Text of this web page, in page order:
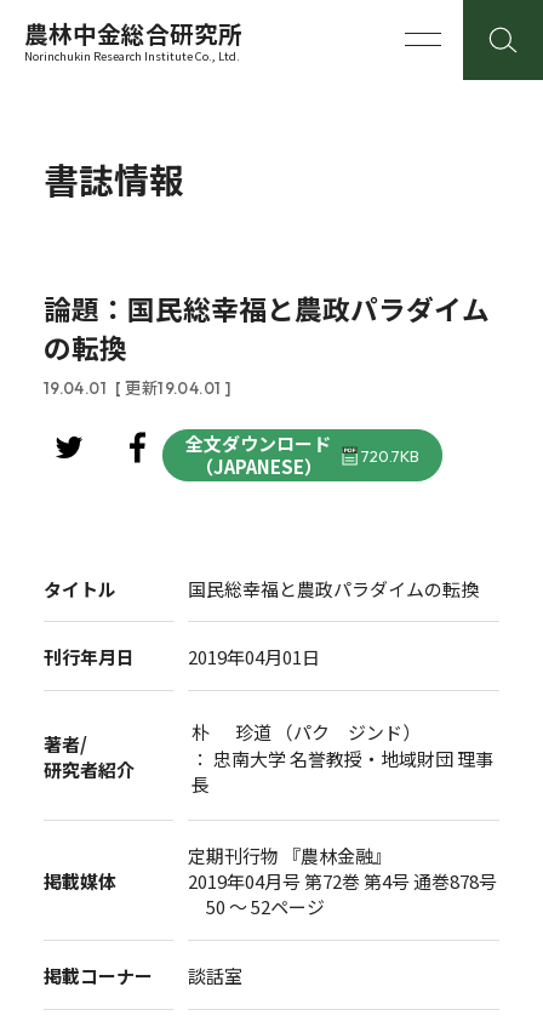
農林中金総合研究所
Norinchukin Research Institute Co., Ltd.
書誌情報
論題：国民総幸福と農政パラダイム
の転換
19.04.01 [ 更新19.04.01 ]
全文ダウンロード
（JAPANESE）
720.7KB
タイトル 国民総幸福と農政パラダイムの転換
刊行年月日 2019年04月01日
著者/
研究者紹介
朴 珍道 （パク ジンド）
： 忠南大学 名誉教授・地域財団 理事
長
掲載媒体
定期刊行物 『農林金融』
2019年04月号 第72巻 第4号 通巻878号
50 ～ 52ページ
掲載コーナー 談話室